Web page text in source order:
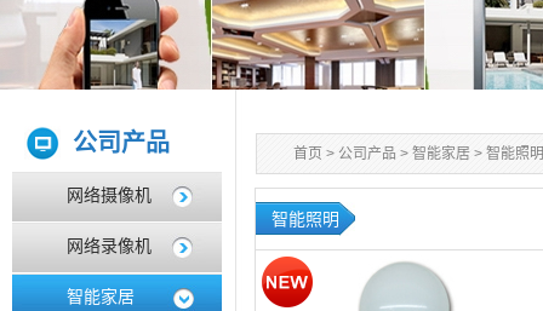
公司产品
网络摄像机
网络录像机
智能家居
首页 > 公司产品 > 智能家居 > 智能照明
智能照明